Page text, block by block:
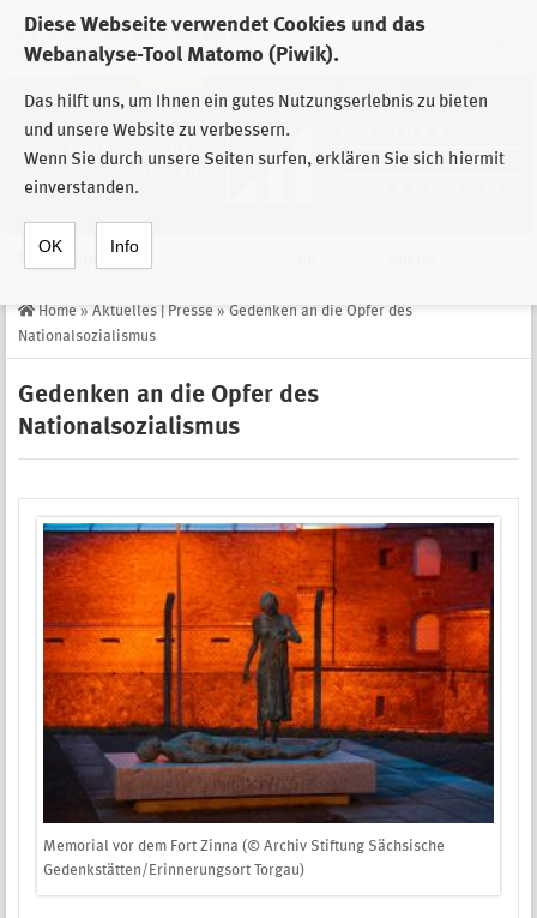
Diese Webseite verwendet Cookies und das
Webanalyse-Tool Matomo (Piwik).
Das hilft uns, um Ihnen ein gutes Nutzungserlebnis zu bieten
und unsere Website zu verbessern.
Wenn Sie durch unsere Seiten surfen, erklären Sie sich hiermit
einverstanden.
OK Info
Zur Auswahl der Einrichtungen der
Stiftung Sächsische Gedenkstätten
Home » Aktuelles | Presse » Gedenken an die Opfer des
Nationalsozialismus
Gedenken an die Opfer des
Nationalsozialismus
Memorial vor dem Fort Zinna (© Archiv Stiftung Sächsische
Gedenkstätten/Erinnerungsort Torgau)